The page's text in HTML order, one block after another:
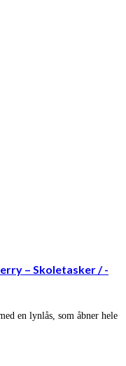
– Skoletasker / -
en lynlås, som åbner hele